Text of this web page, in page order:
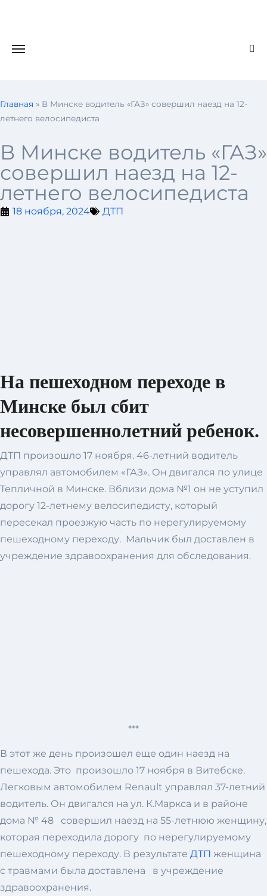
Главная » В Минске водитель «ГАЗ» совершил наезд на 12-
летнего велосипедиста
В Минске водитель «ГАЗ»
совершил наезд на 12-
летнего велосипедиста
18 ноября, 2024 ДТП
На пешеходном переходе в
Минске был сбит
несовершеннолетний ребенок.
ДТП произошло 17 ноября. 46-летний водитель
управлял автомобилем «ГАЗ». Он двигался по улице
Тепличной в Минске. Вблизи дома №1 он не уступил
дорогу 12-летнему велосипедисту, который
пересекал проезжую часть по нерегулируемому
пешеходному переходу. Мальчик был доставлен в
учреждение здравоохранения для обследования.
***
В этот же день произошел еще один наезд на
пешехода. Это произошло 17 ноября в Витебске.
Легковым автомобилем Renault управлял 37-летний
водитель. Он двигался на ул. К.Маркса и в районе
дома № 48 совершил наезд на 55-летнюю женщину,
которая переходила дорогу по нерегулируемому
пешеходному переходу. В результате ДТП женщина
с травмами была доставлена в учреждение
здравоохранения.